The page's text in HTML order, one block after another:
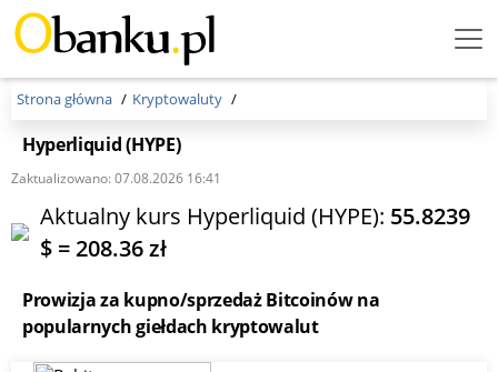
Menu Burger
Strona główna Kryptowaluty
Hyperliquid (HYPE)
Zaktualizowano: 07.08.2026 16:41
Aktualny kurs Hyperliquid (HYPE): 55.8239
$ = 208.36 zł
Prowizja za kupno/sprzedaż Bitcoinów na
popularnych giełdach kryptowalut